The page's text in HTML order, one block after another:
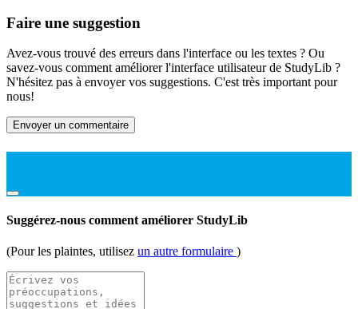
Faire une suggestion
Avez-vous trouvé des erreurs dans l'interface ou les textes ? Ou
savez-vous comment améliorer l'interface utilisateur de StudyLib ?
N'hésitez pas à envoyer vos suggestions. C'est très important pour
nous!
Envoyer un commentaire
Suggérez-nous comment améliorer StudyLib
(Pour les plaintes, utilisez un autre formulaire )